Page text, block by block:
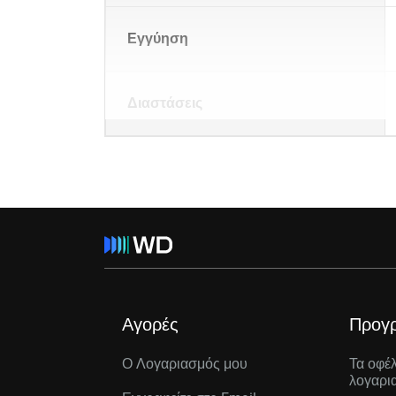
Εγγύηση
Διαστάσεις
Αγορές
Ο Λογαριασμός μου
Τα